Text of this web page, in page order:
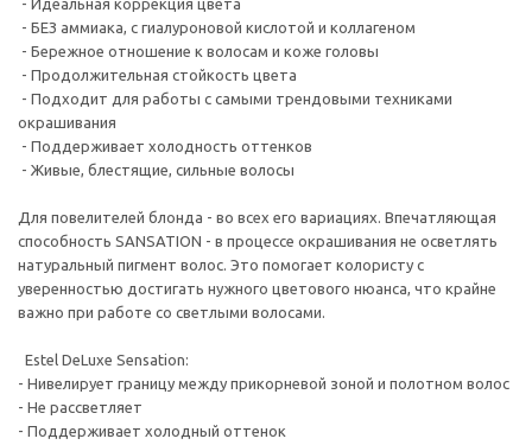
- Идеальная коррекция цвета
- БЕЗ аммиака, с гиалуроновой кислотой и коллагеном
- Бережное отношение к волосам и коже головы
- Продолжительная стойкость цвета
- Подходит для работы с самыми трендовыми техниками
окрашивания
- Поддерживает холодность оттенков
- Живые, блестящие, сильные волосы
Для повелителей блонда - во всех его вариациях. Впечатляющая
способность SANSATION - в процессе окрашивания не осветлять
натуральный пигмент волос. Это помогает колористу с
уверенностью достигать нужного цветового нюанса, что крайне
важно при работе со светлыми волосами.
Estel DeLuxe Sensation:
- Нивелирует границу между прикорневой зоной и полотном волос
- Не рассветляет
- Поддерживает холодный оттенок